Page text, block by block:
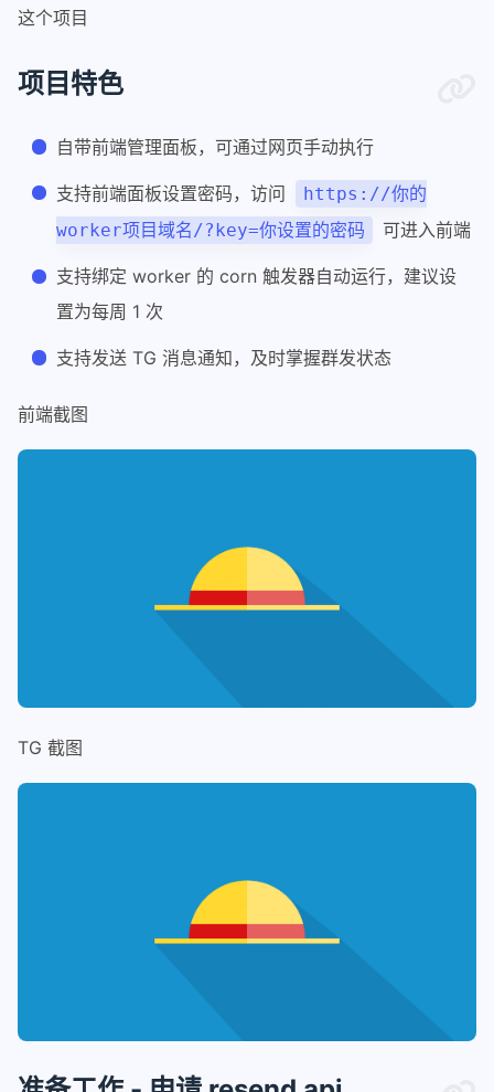
这个项目
项目特色
自带前端管理面板，可通过网页手动执行
支持前端面板设置密码，访问
https://你的
worker项目域名/?key=你设置的密码
可进入前端
支持绑定 worker 的 corn 触发器自动运行，建议设
置为每周 1 次
支持发送 TG 消息通知，及时掌握群发状态
前端截图
TG 截图